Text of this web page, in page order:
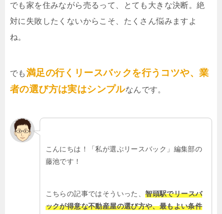
でも家を住みながら売るって、とても大きな決断。絶
対に失敗したくないからこそ、たくさん悩みますよ
ね。
でも満足の行くリースバックを行うコツや、業
者の選び方は実はシンプルなんです。
こんにちは！「私が選ぶリースバック」編集部の
藤池です！
こちらの記事ではそういった、智頭駅でリースバ
ックが得意な不動産屋の選び方や、最もよい条件